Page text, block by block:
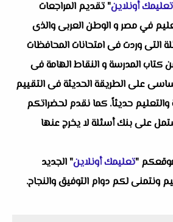
تعليمك أونلاين" تقديم المراجعات
في مصر و الوطن العربى والذى
التى وردت فى امتحانات المحافظات
كتاب المدرسة و النقاط الهامة فى
على الطريقة الحديثة فى التقييم
والتعليم حديثاً. كما نقدم لحضراتكم
على بنك أسئلة لا يخرج عنها
موقعكم "تعليمك أونلاين" الجديد
ونتمنى لكم دوام التوفيق والنجاح.